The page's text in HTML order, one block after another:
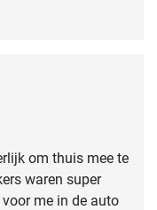
om thuis mee te
waren super
me in de auto